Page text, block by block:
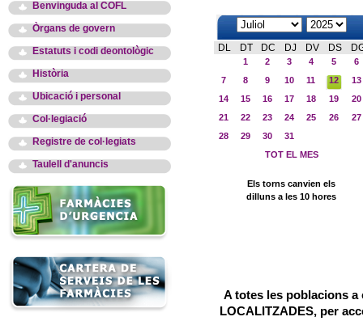
Benvinguda al COFL
Òrgans de govern
Estatuts i codi deontològic
Història
Ubicació i personal
Col·legiació
Registre de col·legiats
Taulell d'anuncis
DL DT DC DJ DV DS
1 2 3 4 5
6
7
8 9 10 11 12
13
14
15 16 17 18 19
20
21
22 23 24 25 26
27
28
29 30
31
TOT EL MES
Els torns canvien els
dilluns a les 10 hores
A totes les poblacions a
LOCALITZADES, per